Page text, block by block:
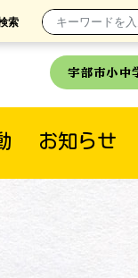
索
宇部市小中
お知らせ